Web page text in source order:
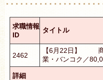
求職情報
ID
タイトル
2462
【6月22日】
業・バンコク／
詳細